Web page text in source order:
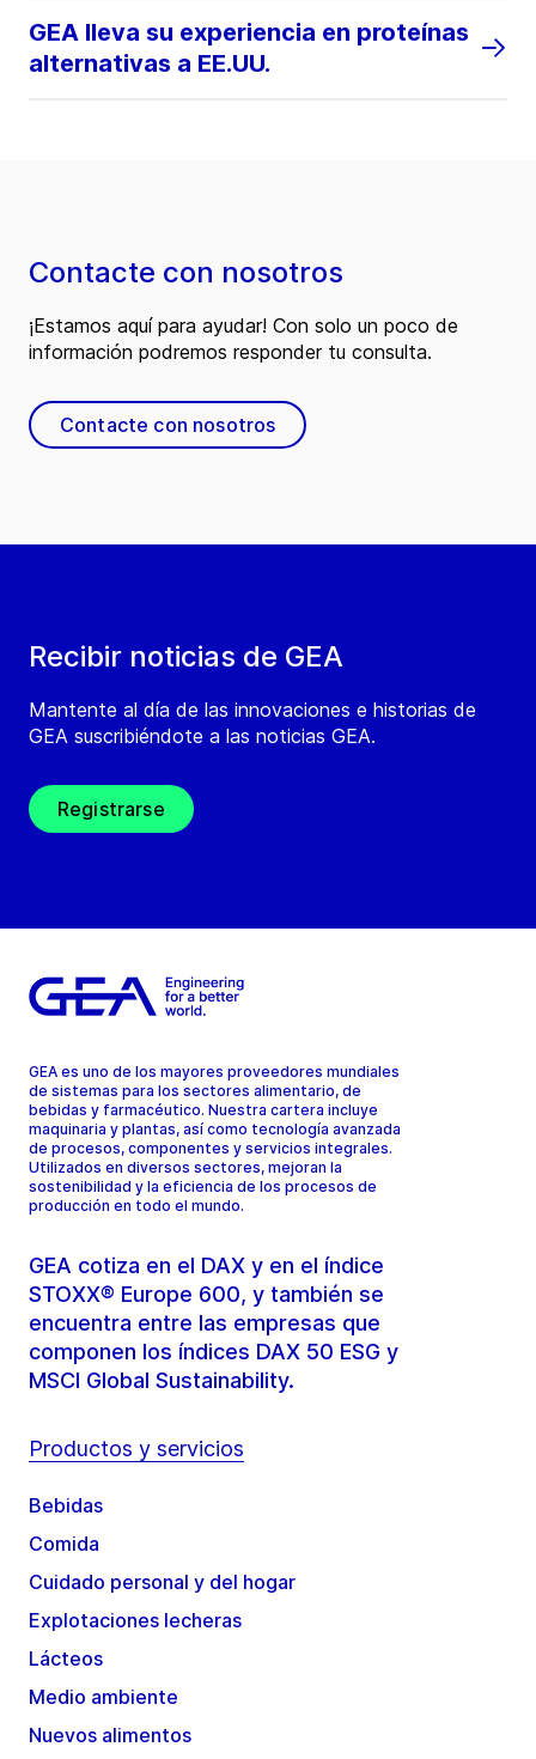
GEA lleva su experiencia en proteínas
alternativas a EE.UU.
Recibir noticias de GEA
Mantente al día de las innovaciones e historias de
GEA suscribiéndote a las noticias GEA.
Registrarse
Contacte con nosotros
¡Estamos aquí para ayudar! Con solo un poco de
información podremos responder tu consulta.
Contacte con nosotros
GEA es uno de los mayores proveedores mundiales
de sistemas para los sectores alimentario, de
bebidas y farmacéutico. Nuestra cartera incluye
maquinaria y plantas, así como tecnología avanzada
de procesos, componentes y servicios integrales.
Utilizados en diversos sectores, mejoran la
sostenibilidad y la eficiencia de los procesos de
producción en todo el mundo.
GEA cotiza en el DAX y en el índice
STOXX® Europe 600, y también se
encuentra entre las empresas que
componen los índices DAX 50 ESG y
MSCI Global Sustainability.
Productos y servicios
Bebidas
Comida
Cuidado personal y del hogar
Explotaciones lecheras
Lácteos
Medio ambiente
Nuevos alimentos